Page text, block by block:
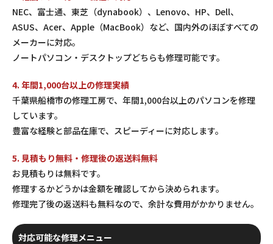
NEC、富士通、東芝（dynabook）、Lenovo、HP、Dell、
ASUS、Acer、Apple（MacBook）など、国内外のほぼすべての
メーカーに対応。
ノートパソコン・デスクトップどちらも修理可能です。
4. 年間1,000台以上の修理実績
千葉県船橋市の修理工房で、年間1,000台以上のパソコンを修理
しています。
豊富な経験と部品在庫で、スピーディーに対応します。
5. 見積もり無料・修理後の返送料無料
お見積もりは無料です。
修理するかどうかは金額を確認してから決められます。
修理完了後の返送料も無料なので、余計な費用がかかりません。
対応可能な修理メニュー